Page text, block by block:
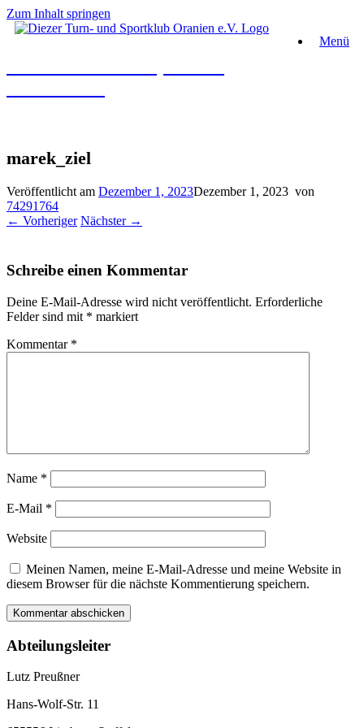
Zum Inhalt springen
Menü
marek_ziel
Veröffentlicht am Dezember 1, 2023Dezember 1, 2023 von
74291764
← Vorheriger Nächster →
Schreibe einen Kommentar
Deine E-Mail-Adresse wird nicht veröffentlicht. Erforderliche
Felder sind mit * markiert
Kommentar *
Name *
E-Mail *
Website
Meinen Namen, meine E-Mail-Adresse und meine Website in
diesem Browser für die nächste Kommentierung speichern.
Abteilungsleiter
Lutz Preußner
Hans-Wolf-Str. 11